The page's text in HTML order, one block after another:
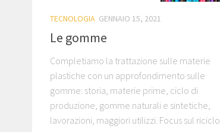
TECNOLOGIA GENNAIO 15, 2021
Le gomme
Completiamo la trattazione sulle materie
plastiche con un approfondimento sulle
gomme: storia, materie prime, ciclo di
produzione, gomme naturali e sintetiche,
lavorazioni, maggiori utilizzi. Focus sul riciclo